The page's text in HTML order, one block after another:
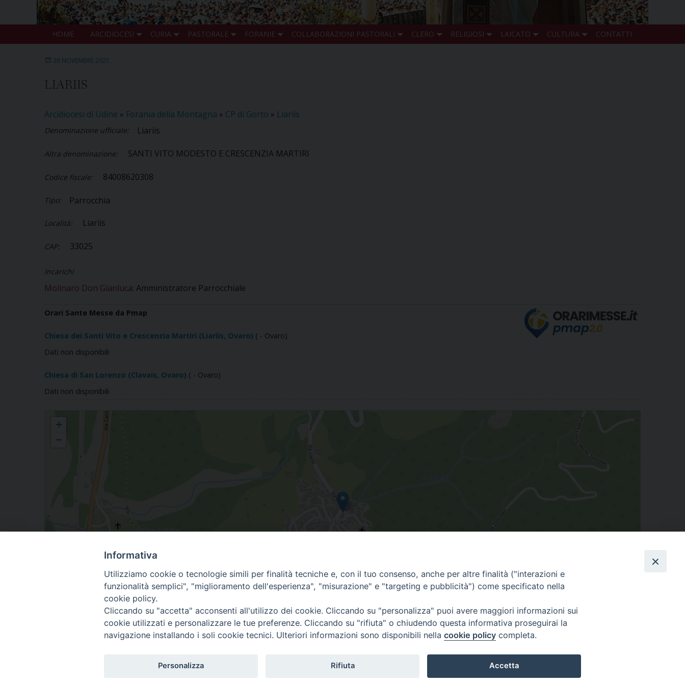
HOME ARCIDIOCESI CURIA PASTORALE FORANIE COLLABORAZIONI PASTORALI CLERO RELIGIOSI LAICATO CULTURA CONTATTI
26 NOVEMBRE 2021
LIARIIS
Arcidiocesi di Udine » Forania della Montagna » CP di Gorto » Liariis
Denominazione ufficiale: Liariis
Altra denominazione: SANTI VITO MODESTO E CRESCENZIA MARTIRI
Codice fiscale: 84008620308
Tipo: Parrocchia
Località: Liariis
CAP: 33025
Incarichi
Molinaro Don Gianluca: Amministratore Parrocchiale
Orari Sante Messe da Pmap
Chiesa dei Santi Vito e Crescenzia Martiri (Liariis, Ovaro) ( - Ovaro)
Dati non disponibili
Chiesa di San Lorenzo (Clavais, Ovaro) ( - Ovaro)
Dati non disponibili
+
−
Leaflet| Map data © OpenStreetMap
Piazza Patriarcato, 1 - 33100 Udine (UD) Tel. 0432.414.511 - Fax 0432.511.838 C.F. 80013900305
Informativa
Utilizziamo cookie o tecnologie simili per finalità tecniche e, con il tuo consenso, anche per altre finalità ("interazioni e
funzionalità semplici", "miglioramento dell'esperienza", "misurazione" e "targeting e pubblicità") come specificato nella
cookie policy.
Cliccando su "accetta" acconsenti all'utilizzo dei cookie. Cliccando su "personalizza" puoi avere maggiori informazioni sui
cookie utilizzati e personalizzare le tue preferenze. Cliccando su "rifiuta" o chiudendo questa informativa proseguirai la
navigazione installando i soli cookie tecnici. Ulteriori informazioni sono disponibili nella cookie policy completa.
Personalizza Rifiuta Accetta